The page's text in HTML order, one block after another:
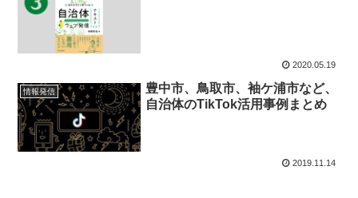
2020.05.19
情報発信
豊中市、鳥取市、袖ケ浦市など、
自治体のTikTok活用事例まとめ
2019.11.14